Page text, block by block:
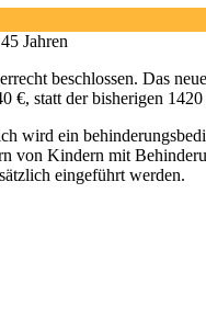
Jahren
beschlossen. Das
€, statt der bisherigen 1420
wird ein
von Kindern mit
eingeführt werden.